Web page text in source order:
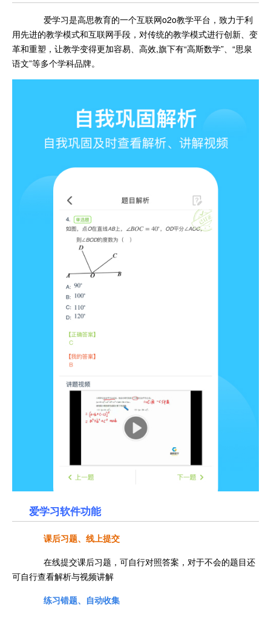
爱学习是高思教育的一个互联网o2o教学平台，致力于利
用先进的教学模式和互联网手段，对传统的教学模式进行创新、变
革和重塑，让教学变得更加容易、高效,旗下有“高斯数学”、“思泉
语文”等多个学科品牌。
爱学习软件功能
课后习题、线上提交
在线提交课后习题，可自行对照答案，对于不会的题目还
可自行查看解析与视频讲解
练习错题、自动收集